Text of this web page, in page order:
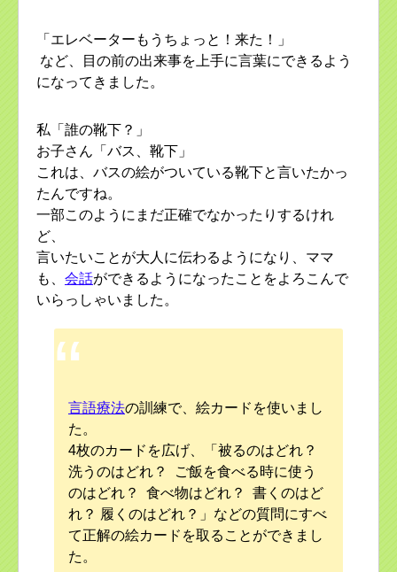
「エレベーターもうちょっと！来た！」
など、目の前の出来事を上手に言葉にできるよう
になってきました。
私「誰の靴下？」
お子さん「バス、靴下」
これは、バスの絵がついている靴下と言いたかっ
たんですね。
一部このようにまだ正確でなかったりするけれ
ど、
言いたいことが大人に伝わるようになり、ママ
も、 会話ができるようになったことをよろこんで
いらっしゃいました。
言語療法の訓練で、絵カードを使いまし
た。
4枚のカードを広げ、「被るのはどれ？
洗うのはどれ？ ご飯を食べる時に使う
のはどれ？ 食べ物はどれ？ 書くのはど
れ？ 履くのはどれ？」などの質問にすべ
て正解の絵カードを取ることができまし
た。